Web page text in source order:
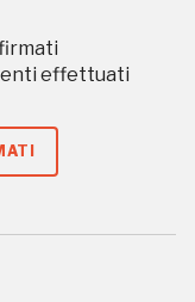
effettuati